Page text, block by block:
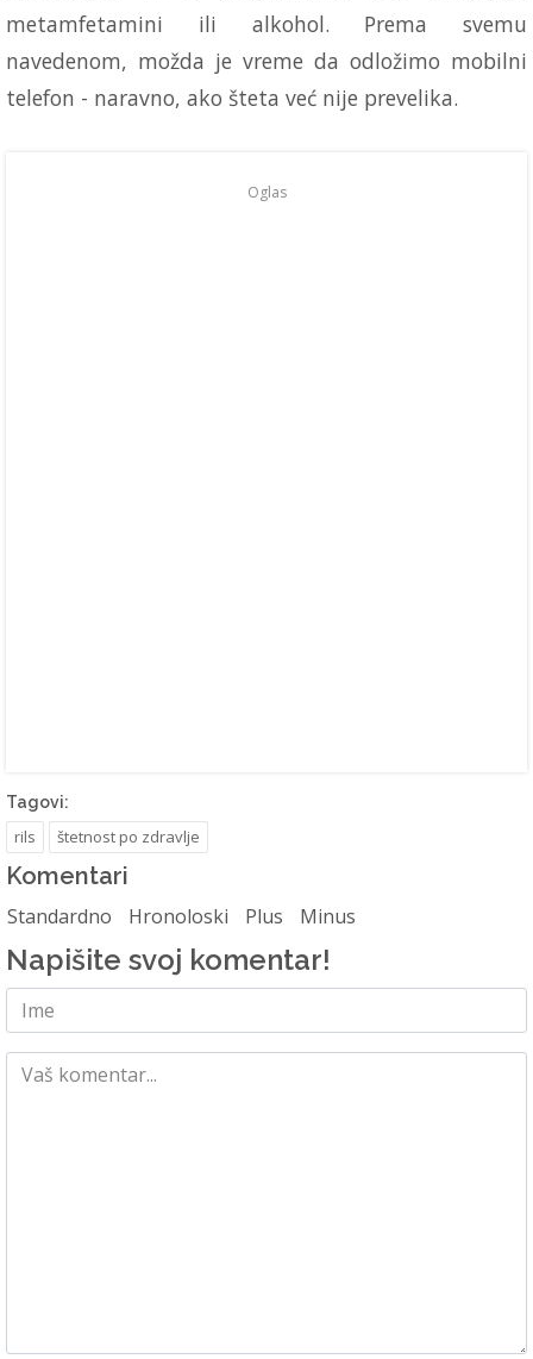
metamfetamini ili alkohol. Prema svemu
navedenom, možda je vreme da odložimo mobilni
telefon - naravno, ako šteta već nije prevelika.
Oglas
Tagovi:
rils štetnost po zdravlje
Komentari
Standardno Hronoloski Plus Minus
Napišite svoj komentar!